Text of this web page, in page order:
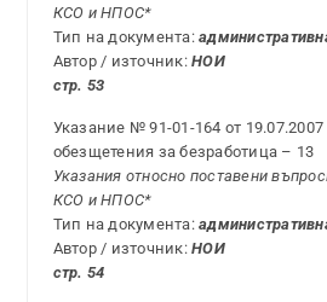
КСО и НПОС*
Тип на документа:
Автор / източник:НОИ
стр. 53
Указание № 91-01-164 от
обезщетения за безработица – 13
Указания относно поставени
КСО и НПОС*
Тип на документа:
Автор / източник:НОИ
стр. 54